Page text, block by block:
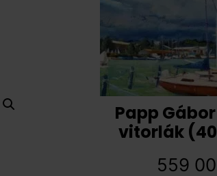
Papp
vitorlák
559